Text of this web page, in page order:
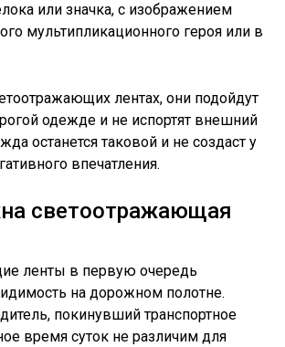
или значка, с изображением
мультипликационного героя или в
лентах, они подойдут
одежде и не испортят внешний
останется таковой и не создаст у
впечатления.
светоотражающая
ленты в первую очередь
на дорожном полотне.
покинувший транспортное
время суток не различим для